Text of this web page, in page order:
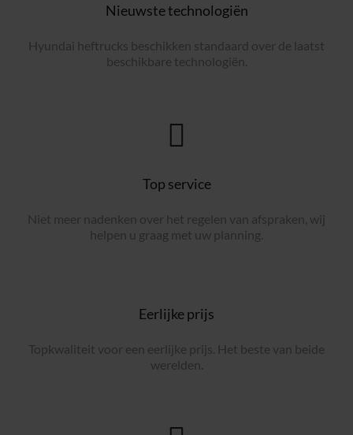
Nieuwste technologiën
Hyundai heftrucks beschikken standaard over de laatst
beschikbare technologiën.
Top service
Niet meer nadenken over het regelen van afspraken, wij
helpen u graag met uw planning.
Eerlijke prijs
Topkwaliteit voor een eerlijke prijs. Het beste van beide
werelden.